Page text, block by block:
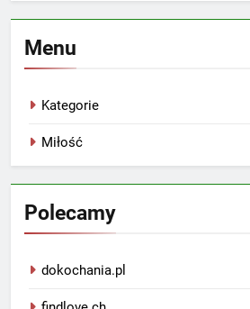
Menu
Kategorie
Miłość
Polecamy
dokochania.pl